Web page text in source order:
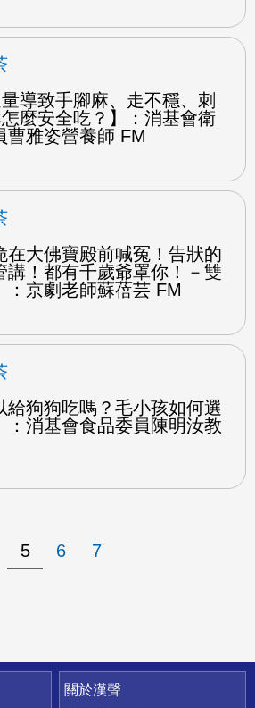
量導致手腳麻、走不穩、刺
麼安全吃？】：消基會衛
曹雅姿營養師 FM
在大佛寶殿前喊冤！告狀的
講！都有千歲爺罩你！－雙
：京劇老師蘇蓓芸 FM
給狗狗吃嗎？毛小孩如何選
：消基會食品委員陳明汝教
5 6 7
關於漢聲